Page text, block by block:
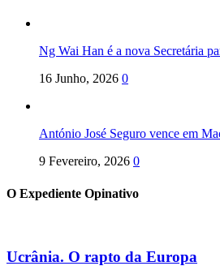
Ng Wai Han é a nova Secretária
16 Junho, 2026 0
António José Seguro vence em
9 Fevereiro, 2026 0
O Expediente Opinativo
Ucrânia. O rapto da Europa